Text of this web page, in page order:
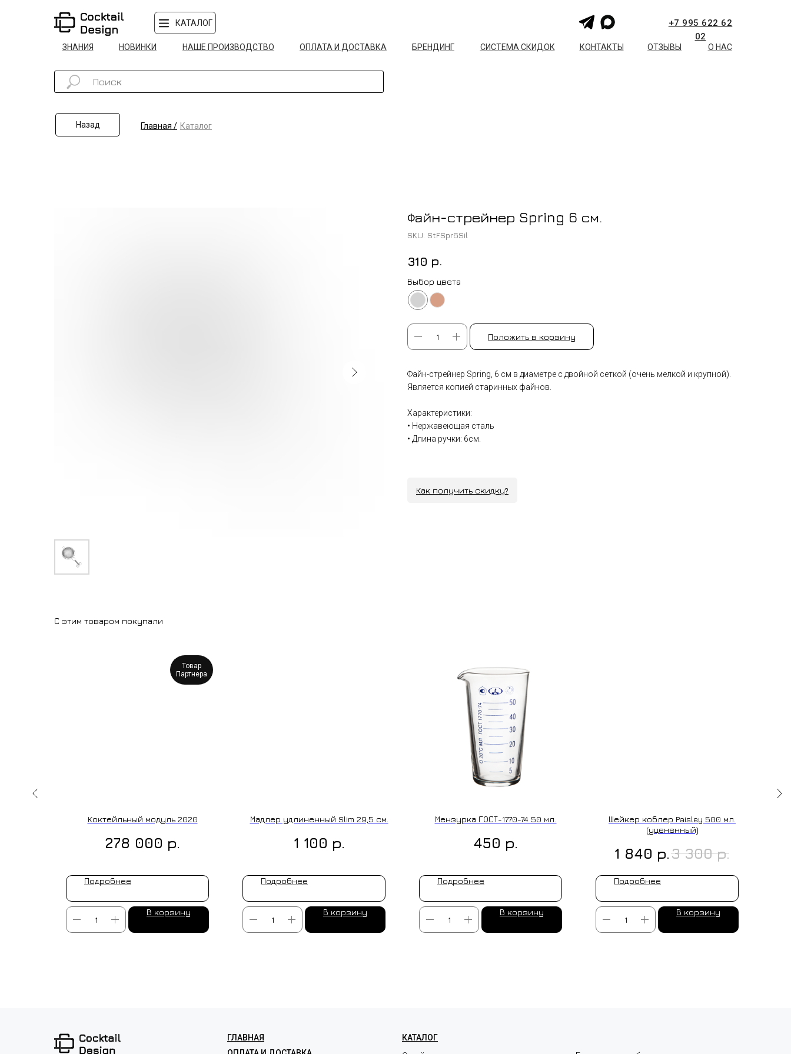
ОПЛАТА И ДОСТАВКА
НАШЕ ПРОИЗВОДСТВО
+7 995 622 62
02
КОНТАКТЫ
СИСТЕМА СКИДОК
БРЕНДИНГ О НАС
НОВИНКИ
ЗНАНИЯ
КАТАЛОГ
ОТЗЫВЫ
Назад Главная / Каталог
Файн-стрейнер Spring 6 см.
SKU: StFSpr6Sil
310 р.
Выбор цвета
Положить в корзину
Файн-стрейнер Spring, 6 см в диаметре с двойной сеткой (очень мелкой и крупной).
Является копией старинных файнов.
Характеристики:
• Нержавеющая сталь
• Длина ручки: 6см.
Как получить скидку?
С этим товаром покупали
Товар
Партнера
Коктейльный модуль 2020
278 000 р.
Подробнее
В корзину
Мадлер удлиненный Slim 29,5 см.
1 100 р.
Подробнее
В корзину
Мензурка ГОСТ-1770-74 50 мл.
450 р.
Подробнее
В корзину
Шейкер коблер Paisley 500 мл.
(уцененный)
1 840 р.3 300 р.
Подробнее
В корзину
ГЛАВНАЯ
ИЗГОТОВЛЕНИЕ НА ЗАКАЗ
КАТАЛОГ